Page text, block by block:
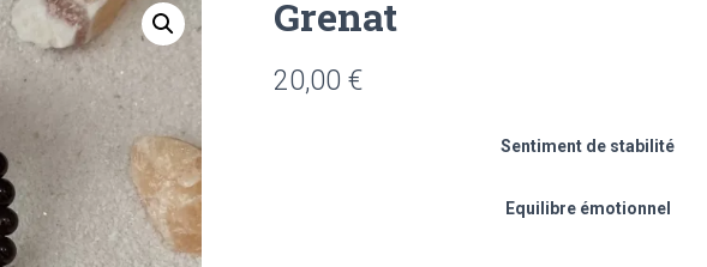
Grenat
20,00 €
Sentiment de stabilité
Equilibre émotionnel